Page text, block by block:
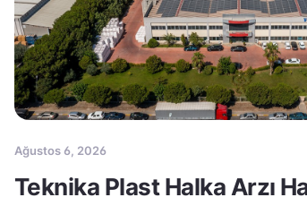
Ağustos 6, 2026
Teknika Plast Halka Arzı